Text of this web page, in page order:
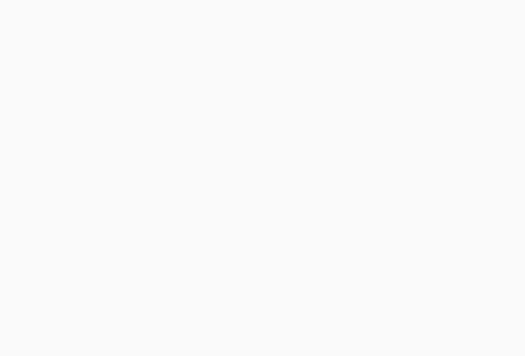
Crestanevada